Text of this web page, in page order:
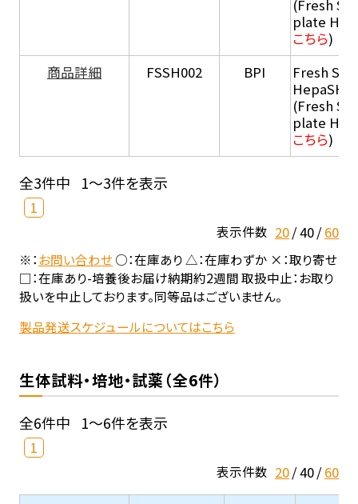
(Fresh
plate
こちら)
商品詳細
FSSH002 BPI
Fresh
HepaSH®
(Fresh
plate
こちら)
全3件中 1～3件を表示
1
表示件数 20 40 60
※：お問い合わせ○：在庫あり △：在庫わずか ×：取り寄せ
□：在庫あり-培養後お届け納期約2週間 取扱中止：お取り
扱いを中止しております。同等品はございません。
製品発送スケジュールについてはこちら
生体試料・培地・試薬（全6件）
全6件中 1～6件を表示
1
表示件数 20 40 60